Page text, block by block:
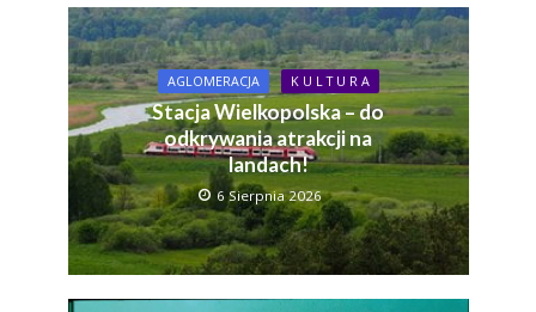
AGLOMERACJA K U L T U R A
Stacja Wielkopolska – do
odkrywania atrakcji na
landach!
6 Sierpnia 2026